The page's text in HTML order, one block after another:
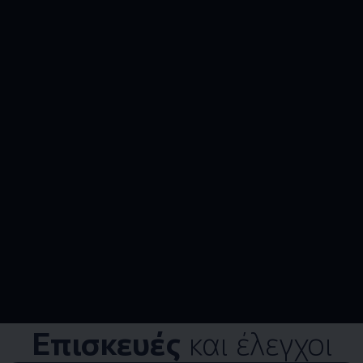
Επισκευές και έλεγχοι